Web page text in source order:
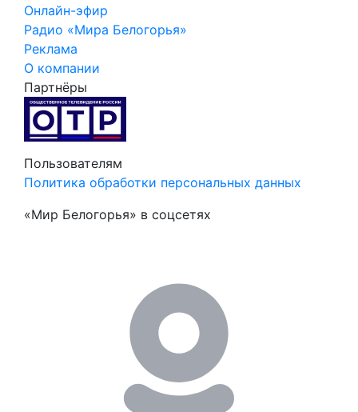
Онлайн-эфир
Радио «Мира Белогорья»
Реклама
О компании
Партнёры
Пользователям
Политика обработки персональных данных
«Мир Белогорья» в соцсетях